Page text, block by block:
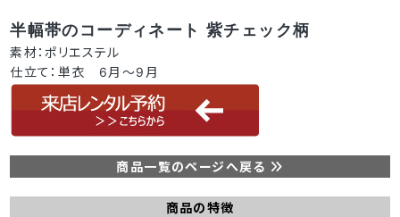
半幅帯のコーディネート 紫チェック柄
素材：ポリエステル
仕立て：単衣 6月～9月
商品一覧のページへ戻る
商品の特徴